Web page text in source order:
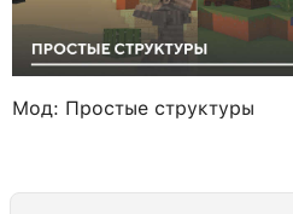
Мод: Простые структуры